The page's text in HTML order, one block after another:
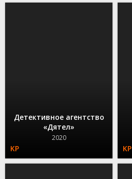
Детективное агентство
«Дятел»
2020